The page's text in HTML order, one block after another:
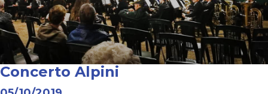
Concerto Alpini